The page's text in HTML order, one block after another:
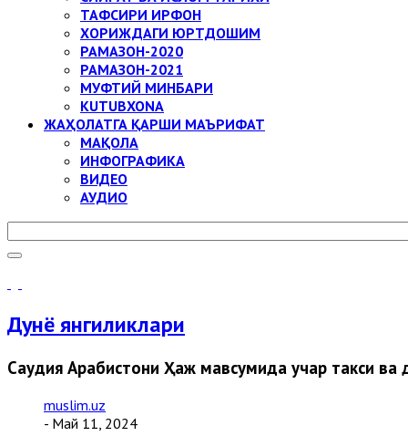
ТАФСИРИ ИРФОН
ХОРИЖДАГИ ЮРТДОШИМ
РАМАЗОН-2020
РАМАЗОН-2021
МУФТИЙ МИНБАРИ
KUTUBXONA
ЖАҲОЛАТГА ҚАРШИ МАЪРИФАТ
МАҚОЛА
ИНФОГРАФИКА
ВИДЕО
АУДИО
Дунё янгиликлари
Саудия Арабистони Ҳаж мавсумида учар такси ва
muslim.uz
- Май 11, 2024